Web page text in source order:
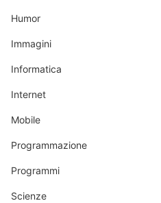
Humor
Immagini
Informatica
Internet
Mobile
Programmazione
Programmi
Scienze